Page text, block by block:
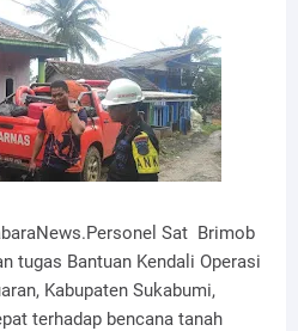
Sat Brimob
tugas Bantuan Kendali Operasi
Kabupaten Sukabumi,
terhadap bencana tanah